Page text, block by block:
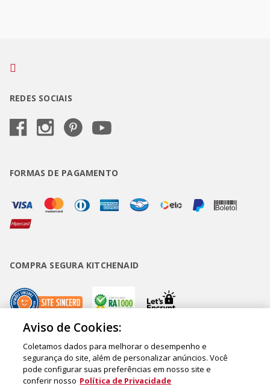
REDES SOCIAIS
FORMAS DE PAGAMENTO
COMPRA SEGURA KITCHENAID
Copyright • BUD Comércio de Eletrodomésticos Ltda. ® 2020 - CNPJ
62.058.318/0007-76. - Inscrição Municipal/Estadual 148.044.198.118 Sede:
Rua Olympia Semeraro, 675 - Jardim Santa Emília - CEP 04183-090 - São
Aviso de Cookies:
Coletamos dados para melhorar o desempenho e
segurança do site, além de personalizar anúncios. Você
pode configurar suas preferências em nosso site e
conferir nosso Política de Privacidade